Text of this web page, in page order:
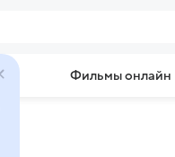
Фильмы онлайн